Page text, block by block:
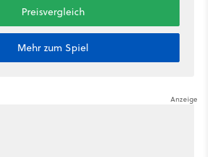
Preisvergleich
Mehr zum Spiel